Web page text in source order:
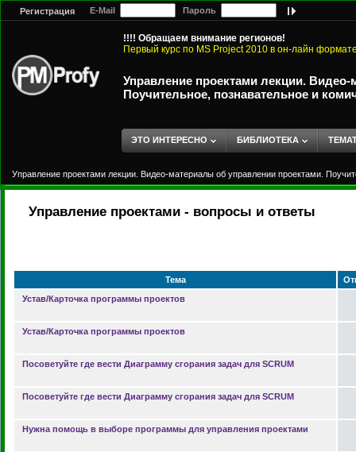
Регистрация E-Mail Пароль
!!!! Обращаем внимание регионов!
Первый курс по MS Project 2010 в он-лайн
Управление проектами лекции.
Поучительное, познавательное и
ЭТО ИНТЕРЕСНО БИБЛИОТЕКА
Управление проектами лекции. Видео-материалы об управлении проектами.
Управление проектами - вопросы и ответы
Тема
Устав/Карточка программы проектов
Устав/Карточка программы проектов
Посоветуйте где вести Диаграмму сгорания задач для SCRUM
Посоветуйте где вести Диаграмму сгорания задач для SCRUM
Нужна помощь в выборе программы для управления проектами